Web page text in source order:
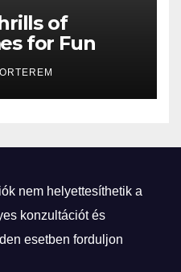
of
for Fun
nem helyettesíthetik a
konzultációt és
esetben forduljon